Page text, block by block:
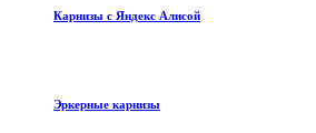
Карнизы с Яндекс Алисой
Эркерные карнизы